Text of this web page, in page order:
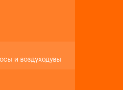
и воздуходувы